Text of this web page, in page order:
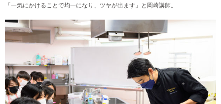
「一気にかけることで均一になり、ツヤが出ます」と岡崎講師。